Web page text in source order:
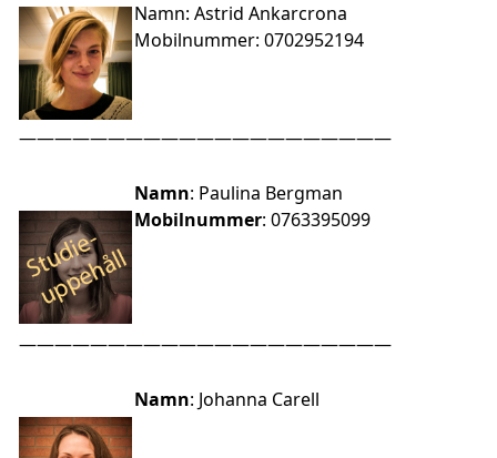
Namn: Astrid Ankarcrona
Mobilnummer: 0702952194
—————————————————————
Namn: Paulina Bergman
Mobilnummer: 0763395099
—————————————————————
Namn: Johanna Carell